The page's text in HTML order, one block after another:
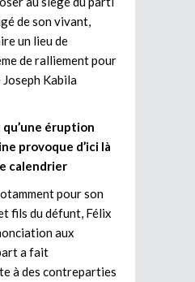
de son vivant,
un lieu de
de ralliement pour
Kabila
qu’une éruption
provoque d’ici là
calendrier
pour son
fils du défunt, Félix
aux
a fait
à des contreparties